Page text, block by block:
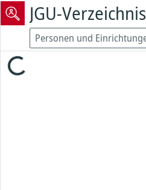
JGU-Verzeichnis